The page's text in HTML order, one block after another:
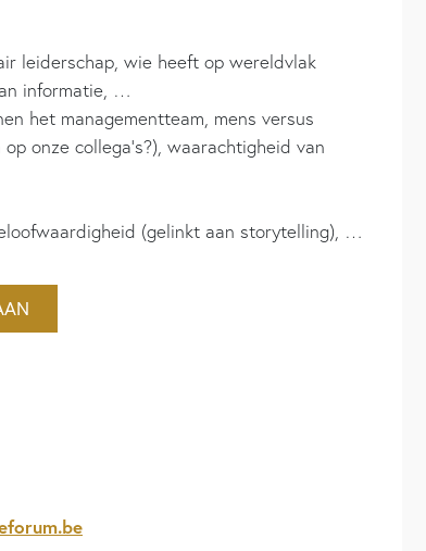
leiderschap, wie heeft op wereldvlak
informatie, …
het managementteam, mens versus
onze collega’s?), waarachtigheid van
(gelinkt aan storytelling), …